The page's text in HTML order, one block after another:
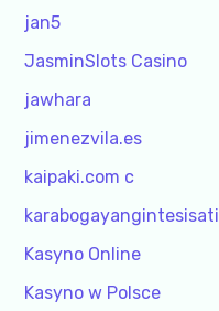
jan5
JasminSlots Casino
jawhara
jimenezvila.es
kaipaki.com c
karabogayangintesisati
Kasyno Online
Kasyno w Polsce